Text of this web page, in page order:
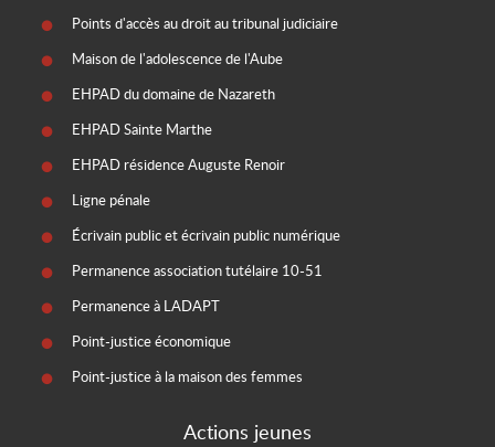
Points d'accès au droit au tribunal judiciaire
Maison de l'adolescence de l'Aube
EHPAD du domaine de Nazareth
EHPAD Sainte Marthe
EHPAD résidence Auguste Renoir
Ligne pénale
Écrivain public et écrivain public numérique
Permanence association tutélaire 10-51
Permanence à LADAPT
Point-justice économique
Point-justice à la maison des femmes
Actions jeunes